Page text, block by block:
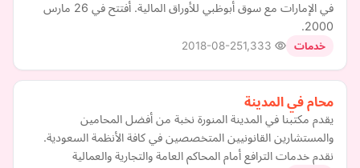
في الإمارات مع سوق أبوظبي للأوراق المالية. أفتتح في 26 مارس
2000.
خدمات 2018-08-25
محام في المدينة
يقدم مكتبنا في المدينة المنورة نخبة من أفضل المحامين
والمستشارين القانونيين المتخصصين في كافة الأنظمة السعودية.
نقدم خدمات الترافع أمام المحاكم العامة والتجارية والعمالية